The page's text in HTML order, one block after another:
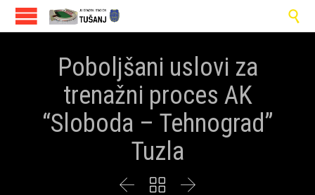

Poboljšani uslovi za
trenažni proces AK
“Sloboda – Tehnograd”
Tuzla
  